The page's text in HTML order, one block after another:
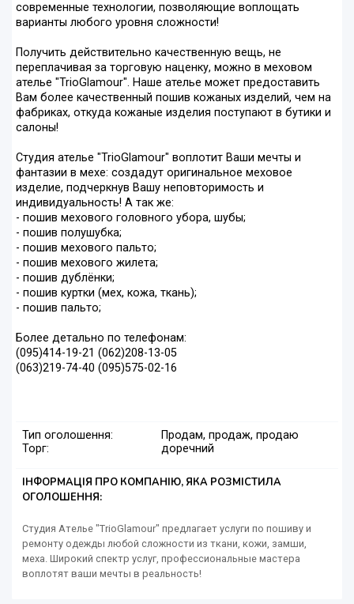
современные технологии, позволяющие воплощать
варианты любого уровня сложности!
Получить действительно качественную вещь, не
переплачивая за торговую наценку, можно в меховом
ателье "TrioGlamour". Наше ателье может предоставить
Вам более качественный пошив кожаных изделий, чем на
фабриках, откуда кожаные изделия поступают в бутики и
салоны!
Студия ателье "TrioGlamour" воплотит Ваши мечты и
фантазии в мехе: создадут оригинальное меховое
изделие, подчеркнув Вашу неповторимость и
индивидуальность! А так же:
- пошив мехового головного убора, шубы;
- пошив полушубка;
- пошив мехового пальто;
- пошив мехового жилета;
- пошив дублёнки;
- пошив куртки (мех, кожа, ткань);
- пошив пальто;
Более детально по телефонам:
(095)414-19-21 (062)208-13-05
(063)219-74-40 (095)575-02-16
Тип оголошення:
Продам, продаж, продаю
Торг:
доречний
ІНФОРМАЦІЯ ПРО КОМПАНІЮ, ЯКА РОЗМІСТИЛА
ОГОЛОШЕННЯ:
Студия Ателье "TrioGlamour" предлагает услуги по пошиву и
ремонту одежды любой сложности из ткани, кожи, замши,
меха. Широкий спектр услуг, профессиональные мастера
воплотят ваши мечты в реальность!